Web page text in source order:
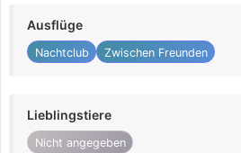
Ausflüge
Nachtclub Zwischen Freunden
Lieblingstiere
Nicht angegeben